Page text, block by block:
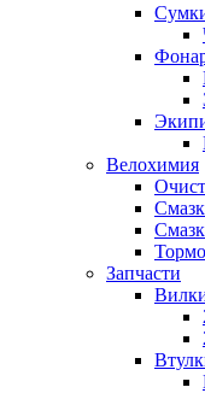
Велохимия
Запчасти